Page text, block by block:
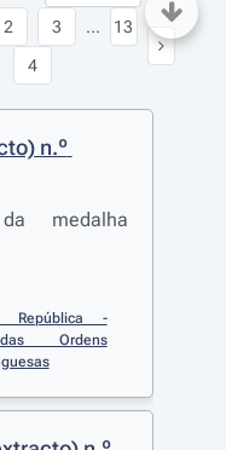
2
3
4
... 13
n.º
medalha
República -
Ordens